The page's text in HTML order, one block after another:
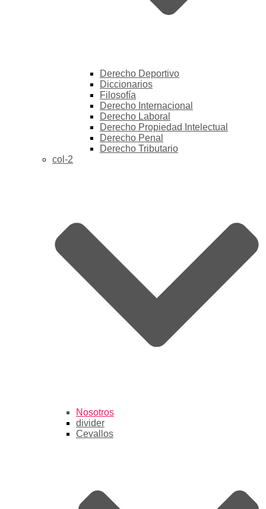
Derecho Deportivo
Diccionarios
Filosofía
Derecho Internacional
Derecho Laboral
Derecho Propiedad Intelectual
Derecho Penal
Derecho Tributario
col-2
Nosotros
divider
Cevallos